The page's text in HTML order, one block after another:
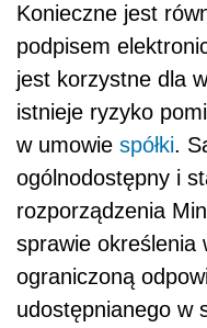
Konieczne jest
podpisem
jest korzystne dla
istnieje ryzyko
w umowie spółki.
ogólnodostępny i
rozporządzenia
sprawie określenia
ograniczoną
udostępnianego w